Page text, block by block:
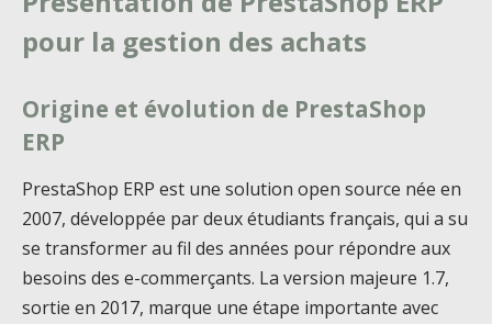
pour la gestion des achats
Origine et évolution de PrestaShop
ERP
PrestaShop ERP est une solution open source née en
2007, développée par deux étudiants français, qui a su
se transformer au fil des années pour répondre aux
besoins des e-commerçants. La version majeure 1.7,
sortie en 2017, marque une étape importante avec